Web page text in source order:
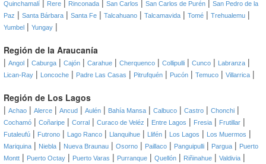
Quinchamalí | Rere | Rinconada | San Carlos | San Carlos de Purén | San Pedro de la
Paz | Santa Bárbara | Santa Fe | Talcahuano | Talcamavida | Tomé | Trehualemu |
Yumbel | Yungay |
Región de la Araucanía
| Angol | Caburga | Cajón | Carahue | Cherquenco | Collipulli | Cunco | Labranza |
Lican-Ray | Loncoche | Padre Las Casas | Pitrufquén | Pucón | Temuco | Villarrica |
Región de Los Lagos
| Achao | Alerce | Ancud | Aulén | Bahía Mansa | Calbuco | Castro | Chonchi |
Cochamó | Coñaripe | Corral | Curaco de Veléz | Entre Lagos | Fresia | Frutillar |
Futaleufú | Futrono | Lago Ranco | Llanquihue | Llifén | Los Lagos | Los Muermos |
Mariquina | Niebla | Nueva Braunau | Osorno | Paillaco | Panguipulli | Pargua | Puerto
Montt | Puerto Octay | Puerto Varas | Purranque | Quellón | Riñinahue | Valdivia |